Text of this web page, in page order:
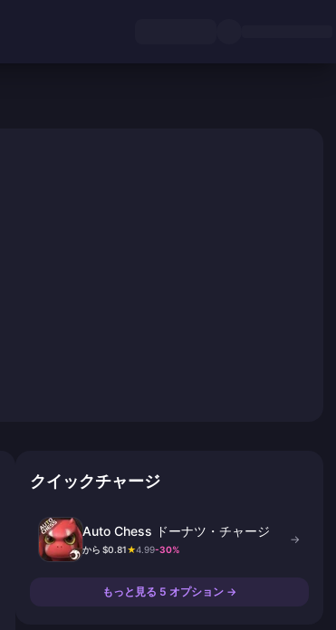
クイックチャージ
Auto Chess ドーナツ・チャージ
から $0.81★4.99-30%
→
もっと見る 5 オプション →